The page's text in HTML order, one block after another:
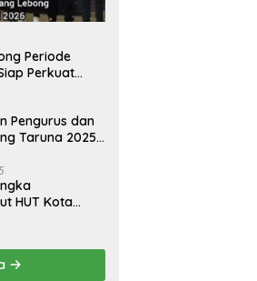
Periode
Perkuat
Pengurus dan
Taruna 2025-
HUT Kota